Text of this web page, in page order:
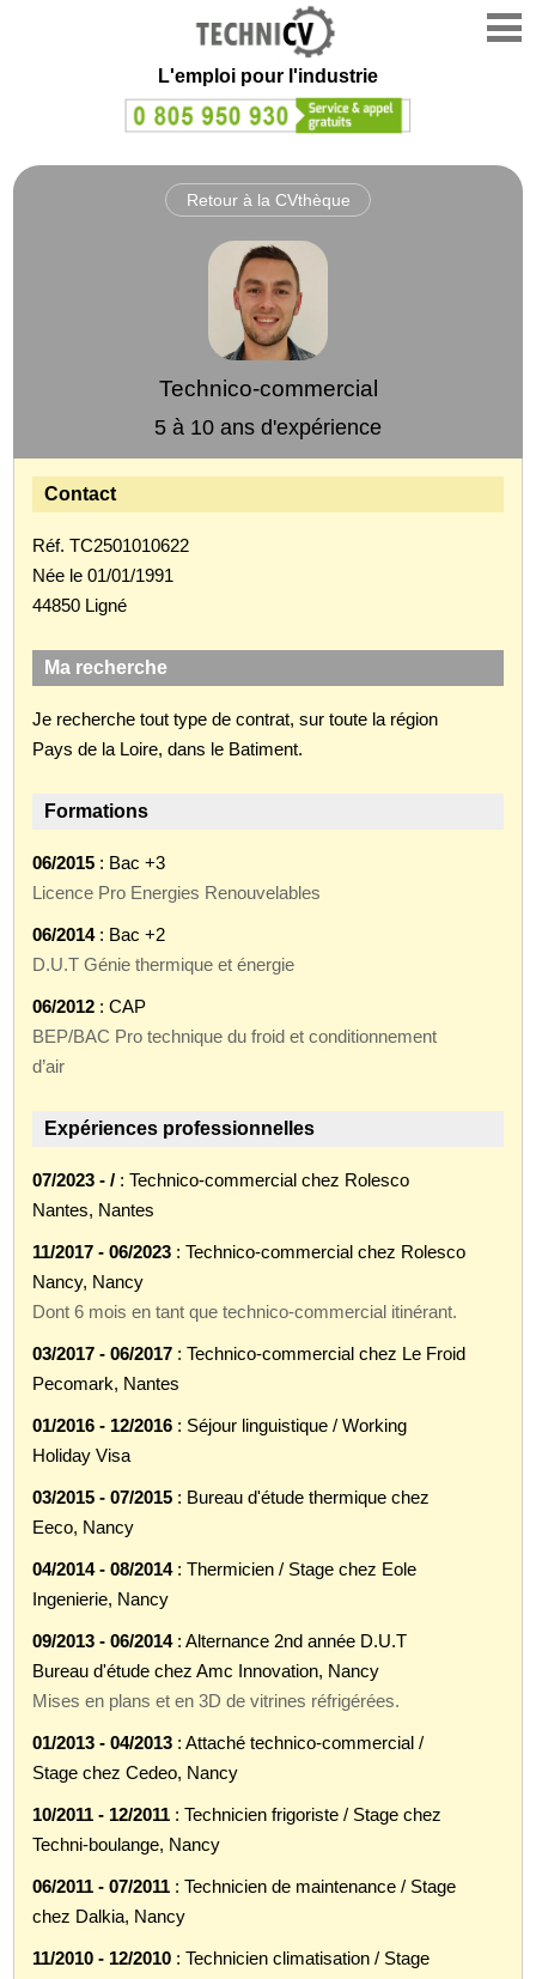
L'emploi pour l'industrie
Retour à la CVthèque
Technico-commercial
5 à 10 ans d'expérience
Contact
Réf. TC2501010622
Née le 01/01/1991
44850 Ligné
Ma recherche
Je recherche tout type de contrat, sur toute la région
Pays de la Loire, dans le Batiment.
Formations
06/2015 : Bac +3
Licence Pro Energies Renouvelables
06/2014: Bac +2
D.U.T Génie thermique et énergie
06/2012 : CAP
BEP/BAC Pro technique du froid et conditionnement
d’air
Expériences professionnelles
07/2023 - / : Technico-commercial chez Rolesco
Nantes, Nantes
11/2017 - 06/2023 : Technico-commercial chez Rolesco
Nancy, Nancy
Dont 6 mois en tant que technico-commercial itinérant.
03/2017 - 06/2017 : Technico-commercial chez Le Froid
Pecomark, Nantes
01/2016 - 12/2016 : Séjour linguistique / Working
Holiday Visa
03/2015 - 07/2015 : Bureau d'étude thermique chez
Eeco, Nancy
04/2014 - 08/2014: Thermicien / Stage chez Eole
Ingenierie, Nancy
09/2013 - 06/2014: Alternance 2nd année D.U.T
Bureau d'étude chez Amc Innovation, Nancy
Mises en plans et en 3D de vitrines réfrigérées.
01/2013 - 04/2013 : Attaché technico-commercial /
Stage chez Cedeo, Nancy
10/2011 - 12/2011 : Technicien frigoriste / Stage chez
Techni-boulange, Nancy
06/2011 - 07/2011 : Technicien de maintenance / Stage
chez Dalkia, Nancy
11/2010 - 12/2010 : Technicien climatisation / Stage